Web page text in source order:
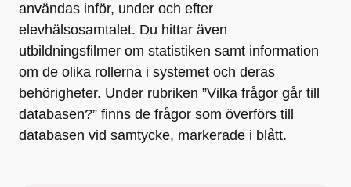
användas inför, under och efter
elevhälsosamtalet. Du hittar även
utbildningsfilmer om statistiken samt information
om de olika rollerna i systemet och deras
behörigheter. Under rubriken ”Vilka frågor går till
databasen?” finns de frågor som överförs till
databasen vid samtycke, markerade i blått.